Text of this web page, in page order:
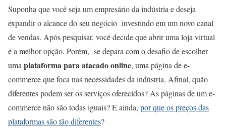
Suponha que você seja um empresário da indústria e deseja
expandir o alcance do seu negócio investindo em um novo canal
de vendas. ​Após pesquisar, você decide que abrir uma loja virtual
é a melhor opção. Porém, se depara com o desafio de escolher
uma plataforma para atacado online, uma página de e-
commerce que foca nas necessidades da indústria. Afinal, quão
diferentes podem ser os serviços oferecidos? As páginas de um e-
commerce não são todas iguais? E ainda, por que os preços das
plataformas são tão diferentes?